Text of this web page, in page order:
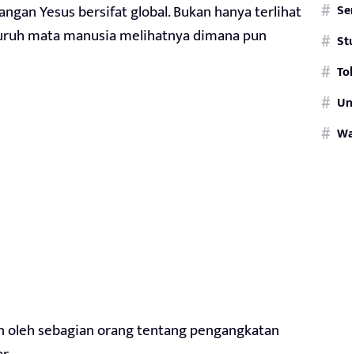
Yesus bersifat global. Bukan hanya terlihat
mata manusia melihatnya dimana pun
sebagian orang tentang pengangkatan